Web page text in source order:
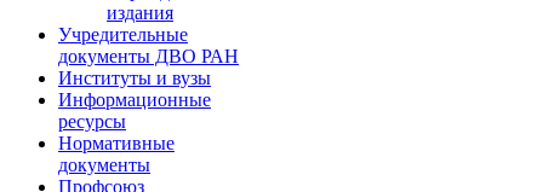
издания
Учредительные
документы ДВО РАН
Институты и вузы
Информационные
ресурсы
Нормативные
документы
Профсоюз